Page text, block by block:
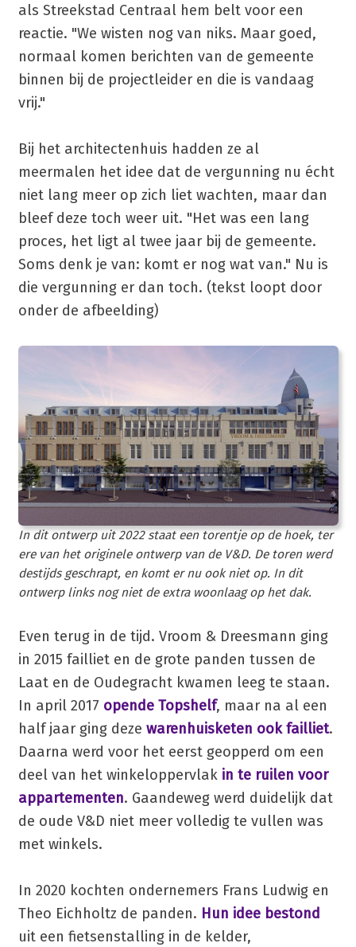
als Streekstad Centraal hem belt voor een
reactie. "We wisten nog van niks. Maar goed,
normaal komen berichten van de gemeente
binnen bij de projectleider en die is vandaag
vrij."
Bij het architectenhuis hadden ze al
meermalen het idee dat de vergunning nu écht
niet lang meer op zich liet wachten, maar dan
bleef deze toch weer uit. "Het was een lang
proces, het ligt al twee jaar bij de gemeente.
Soms denk je van: komt er nog wat van." Nu is
die vergunning er dan toch. (tekst loopt door
onder de afbeelding)
In dit ontwerp uit 2022 staat een torentje op de hoek, ter
ere van het originele ontwerp van de V&D. De toren werd
destijds geschrapt, en komt er nu ook niet op. In dit
ontwerp links nog niet de extra woonlaag op het dak.
Even terug in de tijd. Vroom & Dreesmann ging
in 2015 failliet en de grote panden tussen de
Laat en de Oudegracht kwamen leeg te staan.
In april 2017 opende Topshelf, maar na al een
half jaar ging deze warenhuisketen ook failliet.
Daarna werd voor het eerst geopperd om een
deel van het winkeloppervlak in te ruilen voor
appartementen. Gaandeweg werd duidelijk dat
de oude V&D niet meer volledig te vullen was
met winkels.
In 2020 kochten ondernemers Frans Ludwig en
Theo Eichholtz de panden. Hun idee bestond
uit een fietsenstalling in de kelder,